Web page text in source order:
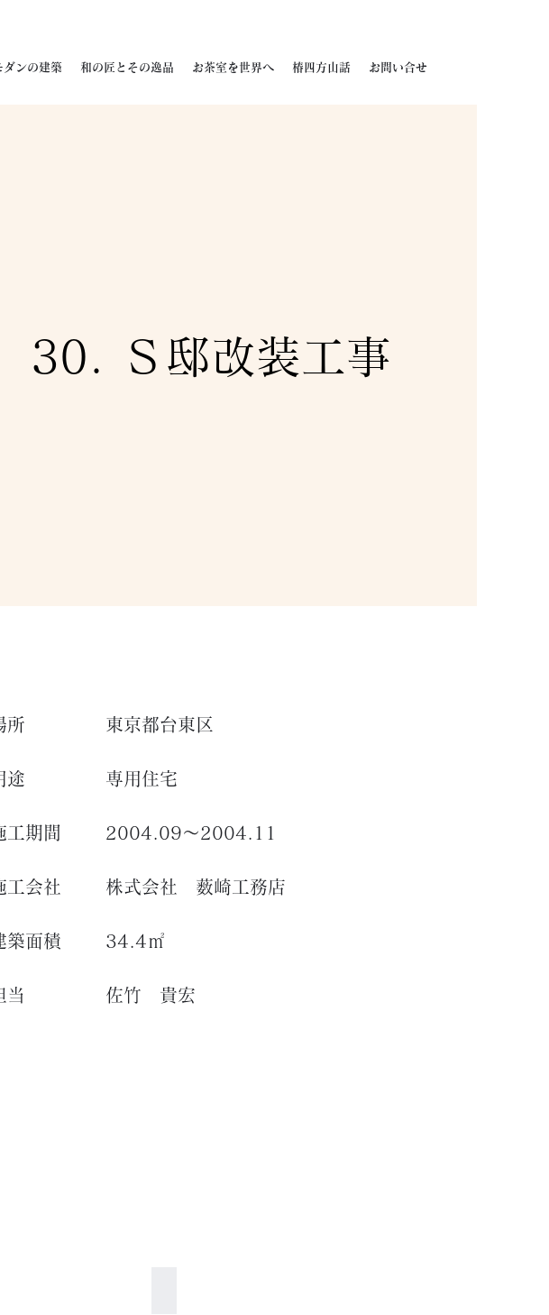
ダンの建築 和の匠とその逸品 お茶室を世界へ 椿四方山話 お問い合せ
30. Ｓ邸改装工事
所
途
工期間
工会社
築面積
当
東京都台東区
専用住宅
2004.09～2004.11
株式会社 薮崎工務店
34.4㎡
佐竹 貴宏